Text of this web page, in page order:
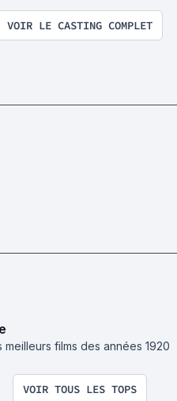
VOIR LE CASTING COMPLET
e
meilleurs films des années 1920
VOIR TOUS LES TOPS